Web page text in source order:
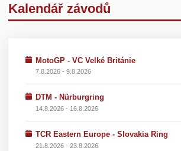
Kalendář závodů
MotoGP - VC Velké Británie
7.8.2026 - 9.8.2026
DTM - Nürburgring
14.8.2026 - 16.8.2026
TCR Eastern Europe - Slovakia Ring
21.8.2026 - 23.8.2026